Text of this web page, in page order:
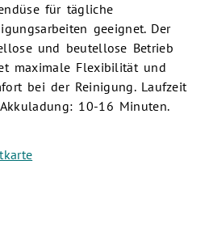
für tägliche
geeignet. Der
und beutellose Betrieb
maximale Flexibilität und
bei der Reinigung. Laufzeit
10-16 Minuten.